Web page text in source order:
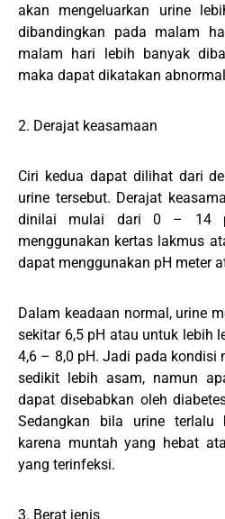
akan mengeluarkan urine
dibandingkan pada malam
malam hari lebih banyak
maka dapat dikatakan
2. Derajat keasamaan
Ciri kedua dapat dilihat dari
urine tersebut. Derajat
dinilai mulai dari 0 – 14
menggunakan kertas lakmus
dapat menggunakan pH meter
Dalam keadaan normal, urine
sekitar 6,5 pH atau untuk lebih
4,6 – 8,0 pH. Jadi pada kondisi
sedikit lebih asam, namun
dapat disebabkan oleh
Sedangkan bila urine terlalu
karena muntah yang hebat
yang terinfeksi.
3. Berat jenis